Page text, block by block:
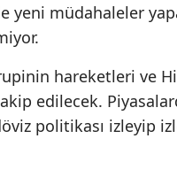
yeni müdahaleler
hareketleri ve
edilecek.
politikası izleyip